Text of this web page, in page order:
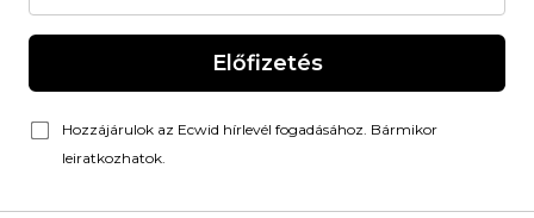
Előfizetés
Hozzájárulok az Ecwid hírlevél fogadásához. Bármikor
leiratkozhatok.